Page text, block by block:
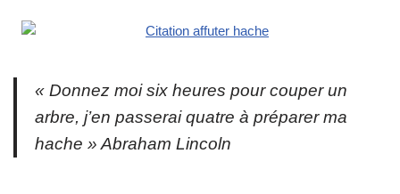
« Donnez moi six heures pour couper un
arbre, j’en passerai quatre à préparer ma
hache » Abraham Lincoln